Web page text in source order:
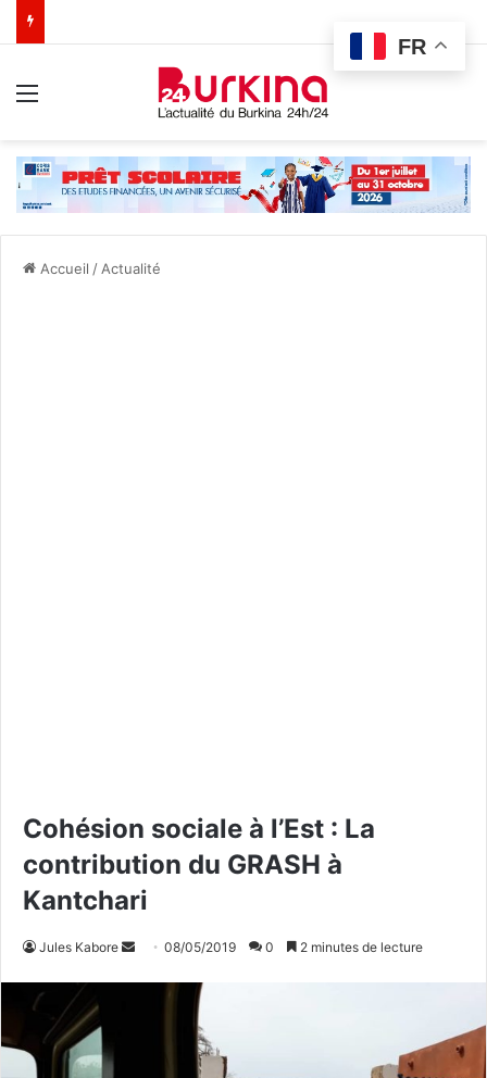
Accueil / Actualité
Cohésion sociale à l’Est : La
contribution du GRASH à
Kantchari
Jules Kabore 08/05/2019 0 2 minutes de lecture
FR